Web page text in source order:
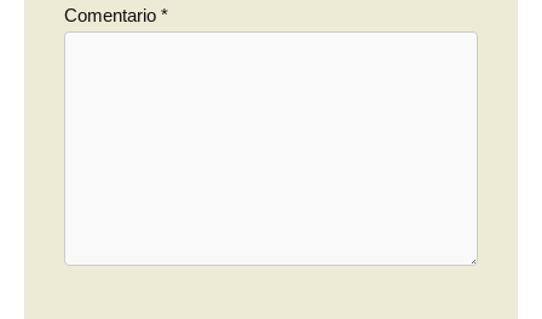
Comentario *